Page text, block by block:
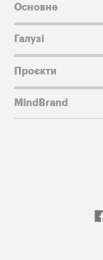
Основне
Галузі
Проєкти
MindBrand